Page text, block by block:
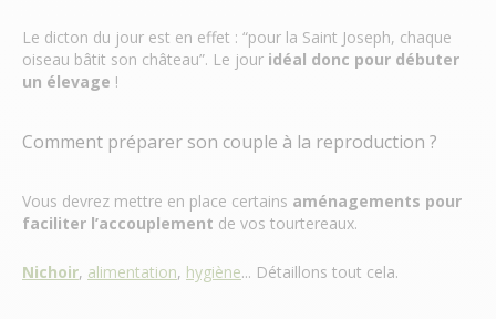
Le dicton du jour est en effet : “pour la Saint Joseph, chaque
oiseau bâtit son château”. Le jour idéal donc pour débuter
un élevage !
Comment préparer son couple à la reproduction ?
Vous devrez mettre en place certains aménagements pour
faciliter l’accouplement de vos tourtereaux.
Nichoir, alimentation, hygiène... Détaillons tout cela.